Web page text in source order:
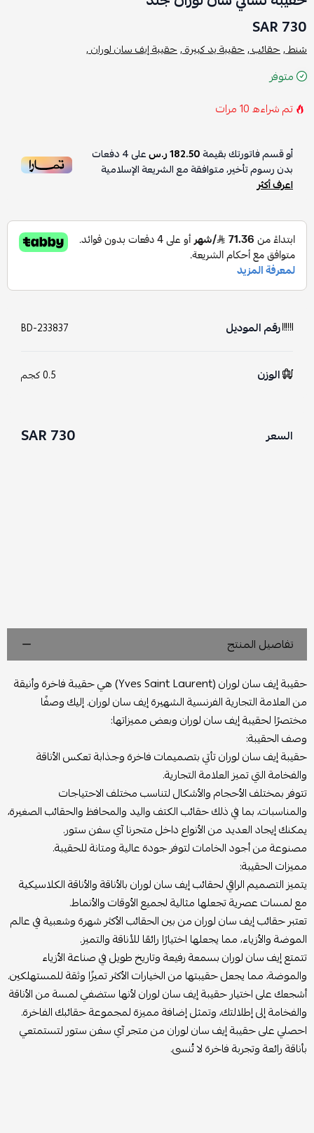
730 SAR
شنط ,حقائب ,حقيبة يد كبيرة ,حقيبة إيف سان لوران ,
متوفر
تم شراءه10مرات
أو قسم فاتورتك بقيمة182.50 ر.س على4دفعات
بدون رسوم تأخير، متوافقة مع الشريعة الإسلامية
اعرف أكثر
رقم الموديل BD-233837
الوزن 0.5 كجم
السعر 730 SAR
تفاصيل المنتج
حقيبة إيف سان لوران (Yves Saint Laurent) هي حقيبة فاخرة وأنيقة
من العلامة التجارية الفرنسية الشهيرة إيف سان لوران. إليك وصفًا
مختصرًا لحقيبة إيف سان لوران وبعض مميزاتها:
وصف الحقيبة:
حقيبة إيف سان لوران تأتي بتصميمات فاخرة وجذابة تعكس الأناقة
والفخامة التي تميز العلامة التجارية.
تتوفر بمختلف الأحجام والأشكال لتناسب مختلف الاحتياجات
والمناسبات، بما في ذلك حقائب الكتف واليد والمحافظ والحقائب الصغيرة،
يمكنك إيجاد العديد من الأنواع داخل متجرنا آي سفن ستور.
مصنوعة من أجود الخامات لتوفر جودة عالية ومتانة للحقيبة.
مميزات الحقيبة:
يتميز التصميم الراقي لحقائب إيف سان لوران بالأناقة والأناقة الكلاسيكية
مع لمسات عصرية تجعلها مثالية لجميع الأوقات والأنماط.
تعتبر حقائب إيف سان لوران من بين الحقائب الأكثر شهرة وشعبية في عالم
الموضة والأزياء، مما يجعلها اختيارًا رائعًا للأناقة والتميز.
تتمتع إيف سان لوران بسمعة رفيعة وتاريخ طويل في صناعة الأزياء
والموضة، مما يجعل حقيبتها من الخيارات الأكثر تميزًا وثقة للمستهلكين.
أشجعك على اختيار حقيبة إيف سان لوران لأنها ستضفي لمسة من الأناقة
والفخامة إلى إطلالتك، وتمثل إضافة مميزة لمجموعة حقائبك الفاخرة.
احصلي على حقيبة إيف سان لوران من متجر آي سفن ستور لتستمتعي
بأناقة رائعة وتجربة فاخرة لا تُنسى.